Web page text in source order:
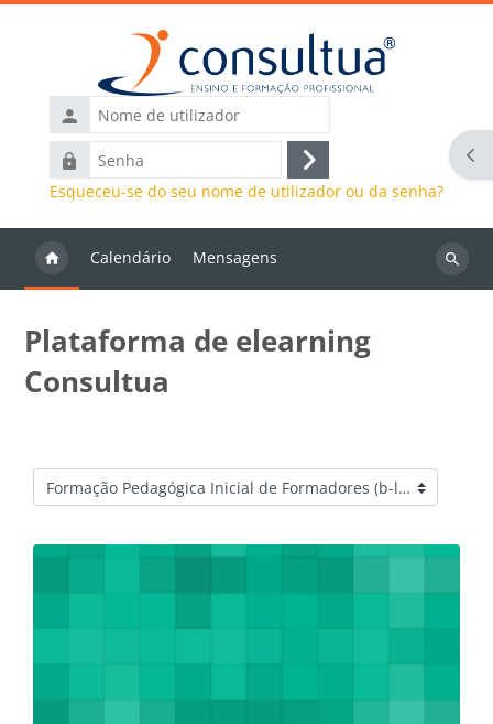
Nome
de
utilizador
Senha
Entrar
Esqueceu-se do seu nome de utilizador ou da senha?
Calendário Mensagens
Plataforma de elearning
Consultua
Categorias de disciplinas